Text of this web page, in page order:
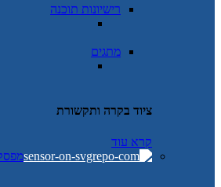
רישיונות תוכנה
מתגים
ציוד בקרה ותקשורת
קרא עוד